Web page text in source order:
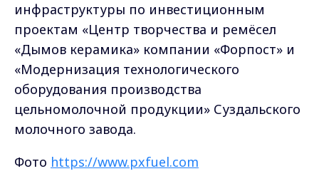
инфраструктуры по инвестиционным
проектам «Центр творчества и ремёсел
«Дымов керамика» компании «Форпост» и
«Модернизация технологического
оборудования производства
цельномолочной продукции» Суздальского
молочного завода.
Фото https://www.pxfuel.com